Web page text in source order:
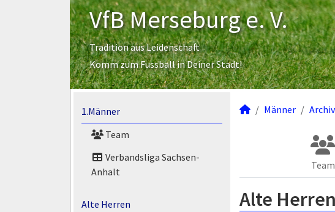
VfB Merseburg e. V.
Tradition aus Leidenschaft
Komm zum Fussball in Deiner Stadt!
1.Männer
Team
Verbandsliga Sachsen-
Anhalt
Alte Herren
Männer Archiv
Team
Alte